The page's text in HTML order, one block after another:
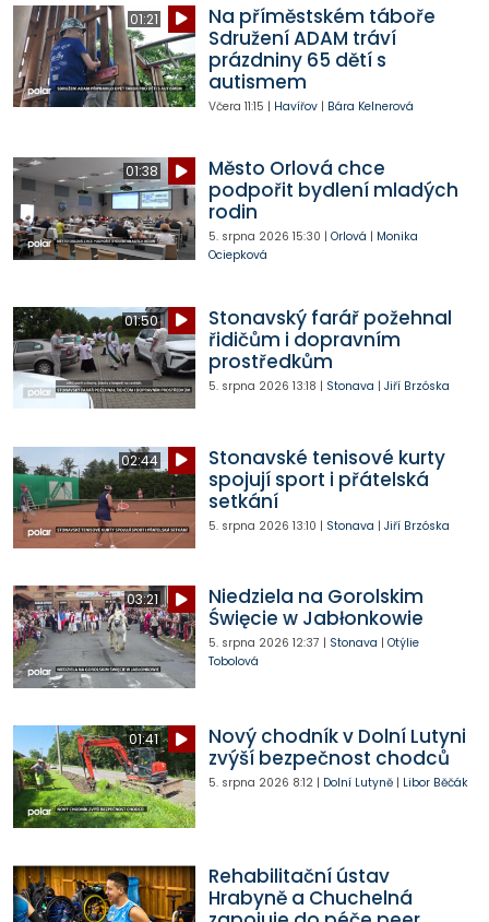
01:21
Na příměstském táboře
Sdružení ADAM tráví
prázdniny 65 dětí s
autismem
Včera 11:15 | Havířov| Bára Kelnerová
01:38
Město Orlová chce
podpořit bydlení mladých
rodin
5. srpna 2026 15:30 | Orlová | Monika
Ociepková
01:50
Stonavský farář požehnal
řidičům i dopravním
prostředkům
5. srpna 2026 13:18 | Stonava | Jiří Brzóska
02:44
Stonavské tenisové kurty
spojují sport i přátelská
setkání
5. srpna 2026 13:10 | Stonava | Jiří Brzóska
03:21
Niedziela na Gorolskim
Święcie w Jabłonkowie
5. srpna 2026 12:37 | Stonava | Otýlie
Tobolová
01:41
Nový chodník v Dolní Lutyni
zvýší bezpečnost chodců
5. srpna 2026 8:12| Dolní Lutyně| Libor Běčák
Rehabilitační ústav
Hrabyně a Chuchelná